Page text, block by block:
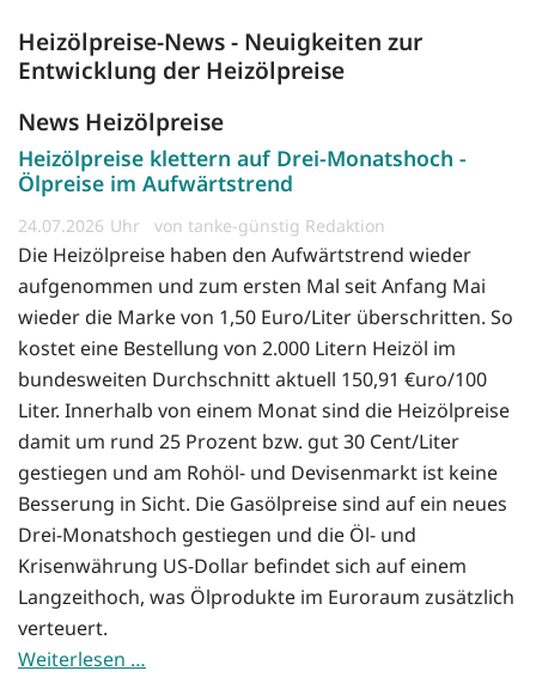
Heizölpreise-News - Neuigkeiten zur
Entwicklung der Heizölpreise
News Heizölpreise
Heizölpreise klettern auf Drei-Monatshoch -
Ölpreise im Aufwärtstrend
24.07.2026 von tanke-günstig Redaktion
Die Heizölpreise haben den Aufwärtstrend wieder
aufgenommen und zum ersten Mal seit Anfang Mai
wieder die Marke von 1,50 Euro/Liter überschritten. So
kostet eine Bestellung von 2.000 Litern Heizöl im
bundesweiten Durchschnitt aktuell 150,91 €uro/100
Liter. Innerhalb von einem Monat sind die Heizölpreise
damit um rund 25 Prozent bzw. gut 30 Cent/Liter
gestiegen und am Rohöl- und Devisenmarkt ist keine
Besserung in Sicht. Die Gasölpreise sind auf ein neues
Drei-Monatshoch gestiegen und die Öl- und
Krisenwährung US-Dollar befindet sich auf einem
Langzeithoch, was Ölprodukte im Euroraum zusätzlich
verteuert.
Weiterlesen …